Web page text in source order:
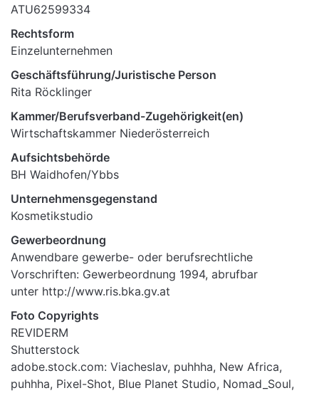
ATU62599334
Rechtsform
Einzelunternehmen
Geschäftsführung/Juristische Person
Rita Röcklinger
Kammer/Berufsverband-Zugehörigkeit(en)
Wirtschaftskammer Niederösterreich
Aufsichtsbehörde
BH Waidhofen/Ybbs
Unternehmensgegenstand
Kosmetikstudio
Gewerbeordnung
Anwendbare gewerbe- oder berufsrechtliche
Vorschriften: Gewerbeordnung 1994, abrufbar
unter http://www.ris.bka.gv.at
Foto Copyrights
REVIDERM
Shutterstock
adobe.stock.com: Viacheslav, puhhha, New Africa,
puhhha, Pixel-Shot, Blue Planet Studio, Nomad_Soul,